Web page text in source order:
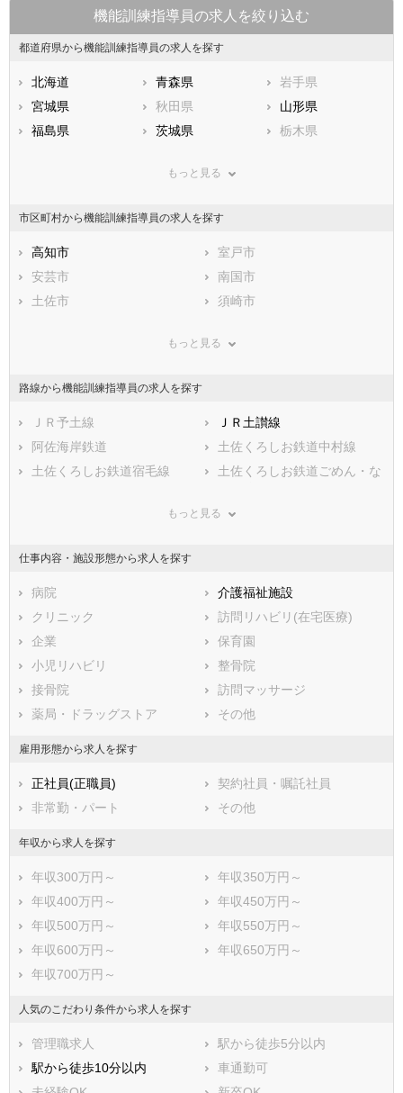
機能訓練指導員の求人を絞り込む
都道府県から機能訓練指導員の求人を探す
北海道 青森県
岩手県
宮城県
秋田県
山形県
福島県
茨城県
栃木県
神奈川県
石川県
福井県
静岡県
滋賀県
兵庫県
山口県
福岡県
佐賀県
熊本県
鹿児島県
もっと見る
市区町村から機能訓練指導員の求人を探す
高知市
室戸市
安芸市
南国市
土佐市
須崎市
香南市
安芸郡奈半利町
安芸郡安田町
安芸郡北川村
安芸郡馬路村
安芸郡芸西村
長岡郡本山町
長岡郡大豊町
吾川郡仁淀川町
高岡郡越知町
高岡郡日高村
高岡郡津野町
高岡郡四万十町
幡多郡大月町
幡多郡三原村
幡多郡黒潮町
もっと見る
路線から機能訓練指導員の求人を探す
ＪＲ予土線
ＪＲ土讃線
阿佐海岸鉄道
土佐くろしお鉄道中村線
土佐くろしお鉄道宿毛線
土佐くろしお鉄道ごめん・な
土佐電鉄伊野線
もっと見る
仕事内容・施設形態から求人を探す
病院
介護福祉施設
クリニック
訪問リハビリ(在宅医療)
企業
保育園
小児リハビリ
整骨院
接骨院
訪問マッサージ
薬局・ドラッグストア
その他
雇用形態から求人を探す
正社員(正職員)
契約社員・嘱託社員
非常勤・パート
その他
年収から求人を探す
年収300万円～
年収350万円～
年収400万円～
年収450万円～
年収500万円～
年収550万円～
年収600万円～
年収650万円～
年収700万円～
人気のこだわり条件から求人を探す
管理職求人
駅から徒歩5分以内
駅から徒歩10分以内
車通勤可